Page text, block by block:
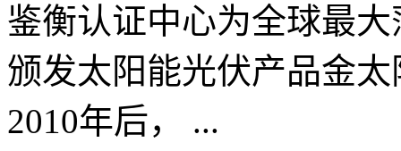
鉴衡认证中心为全球最
颁发太阳能光伏产品金
2010年后， ...